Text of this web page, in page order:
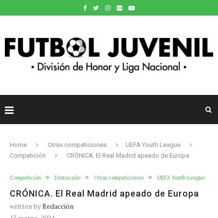
Home Otras competiciones
UEFA Youth League
Competición
CRÓNICA. El Real Madrid apeado de Europa
Competición Destacado Otras competiciones UEFA Youth League
CRÓNICA. El Real Madrid apeado de Europa
written byRedacción